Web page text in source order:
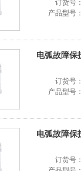
订货号
产品型号
电弧故障
订货号
产品型号
电弧故障保
订货号